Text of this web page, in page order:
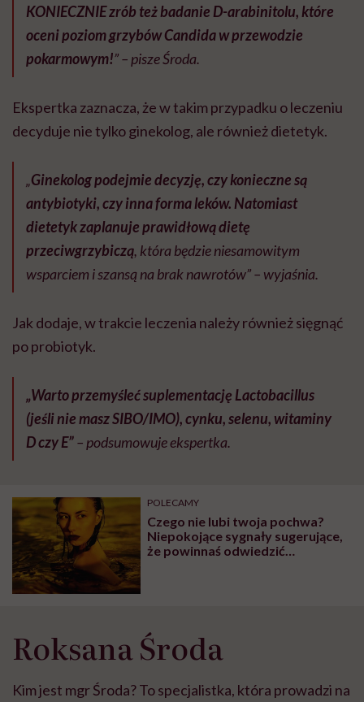
KONIECZNIE zrób też badanie D-arabinitolu, które
oceni poziom grzybówCandidaw przewodzie
pokarmowym!” – pisze Środa.
Ekspertka zaznacza, że w takim przypadku o leczeniu
decyduje nie tylko ginekolog, ale również dietetyk.
„Ginekolog podejmie decyzję, czy konieczne są
antybiotyki, czy inna forma leków. Natomiast
dietetyk zaplanuje prawidłową dietę
przeciwgrzybiczą, która będzie niesamowitym
wsparciem i szansą na brak nawrotów” – wyjaśnia.
Jak dodaje, w trakcie leczenia należy również sięgnąć
po probiotyk.
„Warto przemyśleć suplementację Lactobacillus
(jeśli nie masz SIBO/IMO), cynku, selenu, witaminy
D czy E”– podsumowuje ekspertka.
POLECAMY
Czego nie lubi twoja pochwa?
Niepokojące sygnały sugerujące,
że powinnaś odwiedzić
Roksana Środa
Kim jest mgr Środa? To specjalistka, która prowadzi na